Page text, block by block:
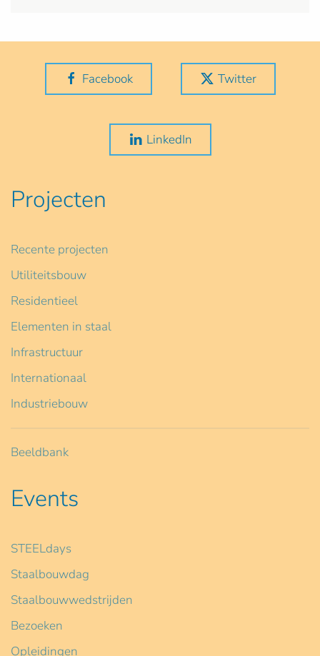
Facebook Twitter
LinkedIn
Projecten
Recente projecten
Utiliteitsbouw
Residentieel
Elementen in staal
Infrastructuur
Internationaal
Industriebouw
Beeldbank
Events
STEELdays
Staalbouwdag
Staalbouwwedstrijden
Bezoeken
Opleidingen